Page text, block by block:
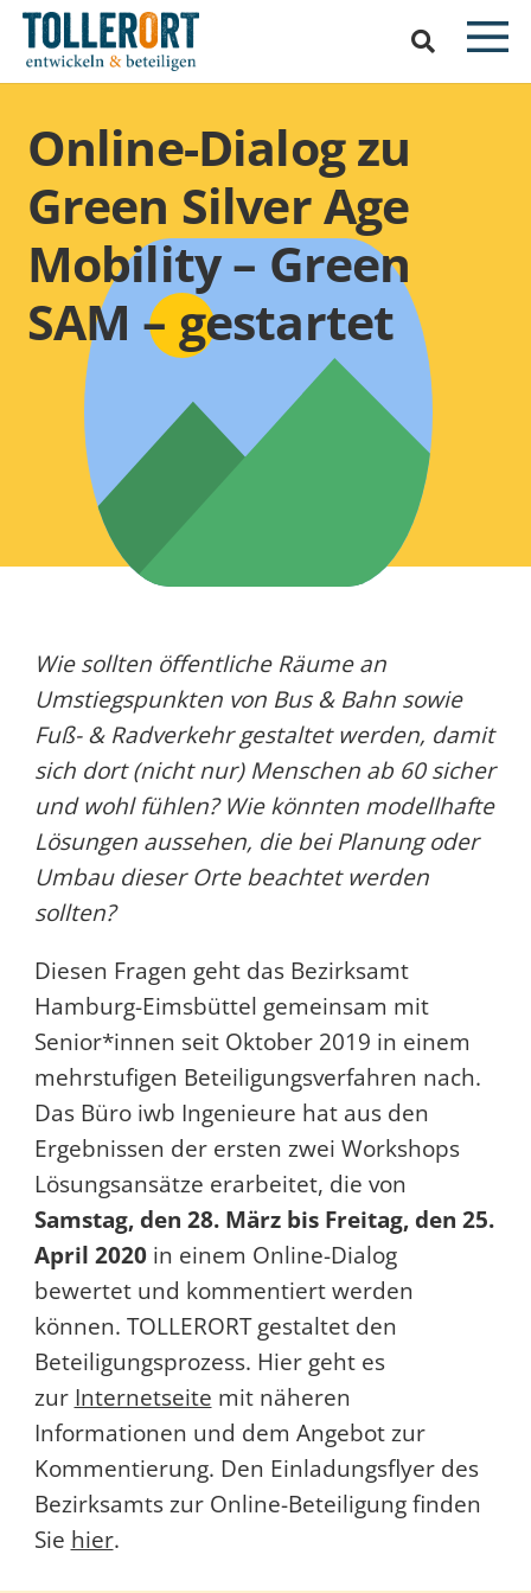
Online-Dialog zu
Green Silver Age
Mobility – Green
SAM – gestartet
Wie sollten öffentliche Räume an
Umstiegspunkten von Bus & Bahn sowie
Fuß- & Radverkehr gestaltet werden, damit
sich dort (nicht nur) Menschen ab 60 sicher
und wohl fühlen? Wie könnten modellhafte
Lösungen aussehen, die bei Planung oder
Umbau dieser Orte beachtet werden
sollten?
Diesen Fragen geht das Bezirksamt
Hamburg-Eimsbüttel gemeinsam mit
Senior*innen seit Oktober 2019 in einem
mehrstufigen Beteiligungsverfahren nach.
Das Büro iwb Ingenieure hat aus den
Ergebnissen der ersten zwei Workshops
Lösungsansätze erarbeitet, die von
Samstag, den 28. März bis Freitag, den 25.
April 2020 in einem Online-Dialog
bewertet und kommentiert werden
können. TOLLERORT gestaltet den
Beteiligungsprozess. Hier geht es
zur Internetseite mit näheren
Informationen und dem Angebot zur
Kommentierung. Den Einladungsflyer des
Bezirksamts zur Online-Beteiligung finden
Sie hier.